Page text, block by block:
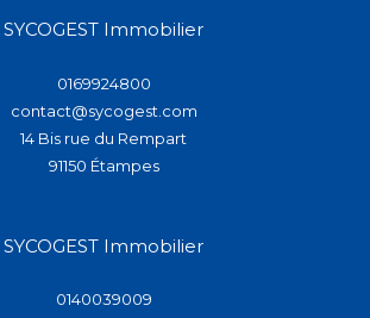
SYCOGEST Immobilier
0169924800
contact@sycogest.com
14 Bis rue du Rempart
91150
étampes
SYCOGEST Immobilier
0140039009